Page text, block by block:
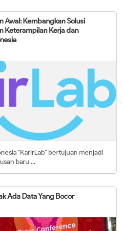
Awal: Kembangkan Solusi
Keterampilan Kerja dan
"KarirLab" bertujuan menjadi
baru ...
Ada Data Yang Bocor